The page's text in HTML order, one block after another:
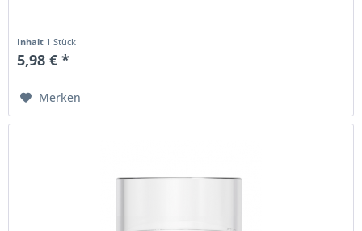
Inhalt 1 Stück
5,98 € *
Merken